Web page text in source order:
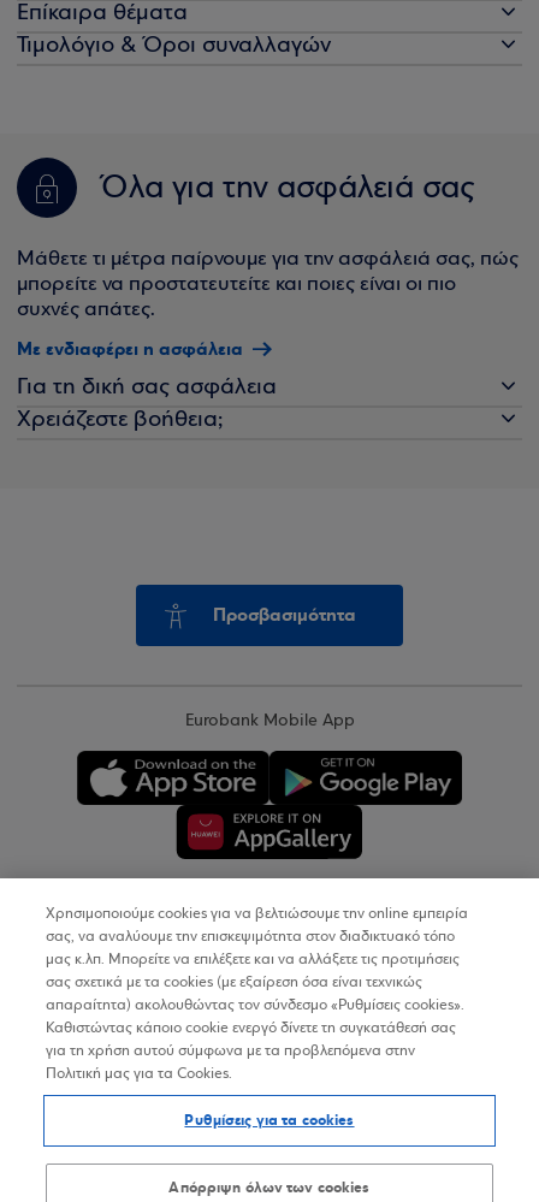
Επίκαιρα θέματα
Τιμολόγιο & Όροι συναλλαγών
Όλα για την ασφάλειά σας
Μάθετε τι μέτρα παίρνουμε για την ασφάλειά σας, πώς
μπορείτε να προστατευτείτε και ποιες είναι οι πιο
συχνές απάτες.
Με ενδιαφέρει η ασφάλεια
Για τη δική σας ασφάλεια
Χρειάζεστε βοήθεια;
Προσβασιμότητα
Eurobank Mobile App
Copyright © 2026
Όροι Χρήσης
Προσωπικά Δεδομένα στον Διαδικτυακό Τόπο
Δήλωση Προσβασιμότητας
Sitemap
Χρησιμοποιούμε cookies για να βελτιώσουμε την online εμπειρία
σας, να αναλύουμε την επισκεψιμότητα στον διαδικτυακό τόπο
μας κ.λπ. Μπορείτε να επιλέξετε και να αλλάξετε τις προτιμήσεις
σας σχετικά με τα cookies (με εξαίρεση όσα είναι τεχνικώς
απαραίτητα) ακολουθώντας τον σύνδεσμο «Ρυθμίσεις cookies».
Καθιστώντας κάποιο cookie ενεργό δίνετε τη συγκατάθεσή σας
για τη χρήση αυτού σύμφωνα με τα προβλεπόμενα στην
Πολιτική μας για τα Cookies.
Ρυθμίσεις για τα cookies
Απόρριψη όλων των cookies